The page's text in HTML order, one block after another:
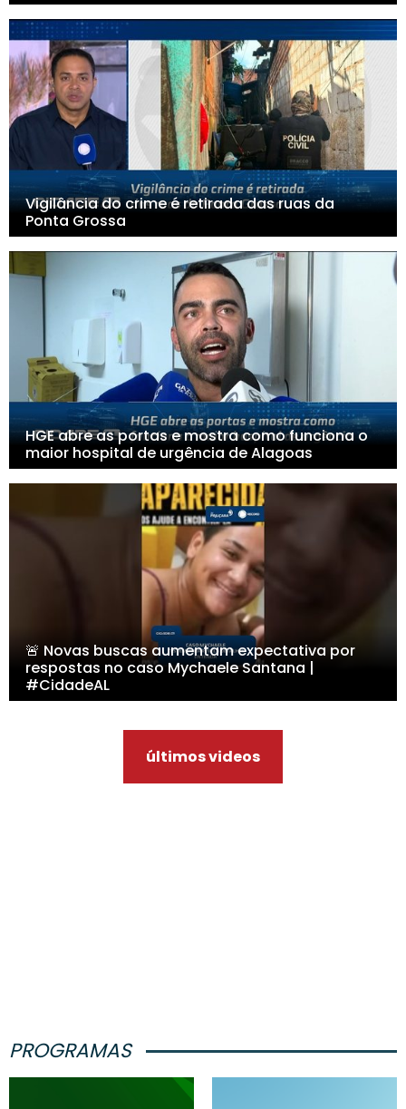
Vigilância do crime é retirada das ruas da
Ponta Grossa
HGE abre as portas e mostra como funciona o
maior hospital de urgência de Alagoas
🚨 Novas buscas aumentam expectativa por
respostas no caso Mychaele Santana |
#CidadeAL
últimos videos
PROGRAMAS